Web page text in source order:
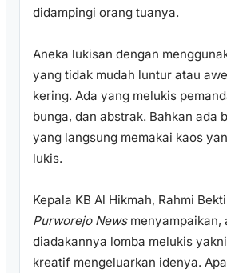
didampingi orang tuanya.
Aneka lukisan dengan
yang tidak mudah luntur atau
kering. Ada yang melukis
bunga, dan abstrak. Bahkan ada
yang langsung memakai kaos
lukis.
Kepala KB Al Hikmah, Rahmi
Purworejo News menyampaikan,
diadakannya lomba melukis
kreatif mengeluarkan idenya.